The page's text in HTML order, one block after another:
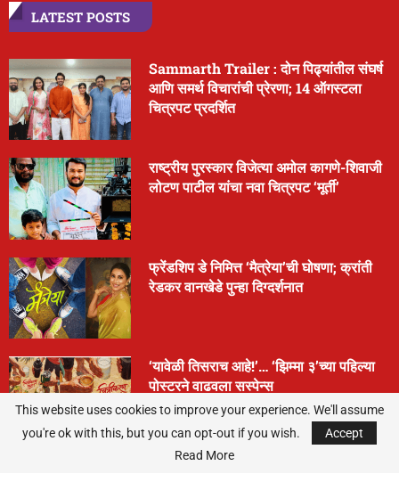
LATEST POSTS
Sammarth Trailer : दोन पिढ्यांतील संघर्ष
आणि समर्थ विचारांची प्रेरणा; 14 ऑगस्टला
चित्रपट प्रदर्शित
राष्ट्रीय पुरस्कार विजेत्या अमोल कागणे-शिवाजी
लोटण पाटील यांचा नवा चित्रपट ‘मूर्ती’
फ्रेंडशिप डे निमित्त ‘मैत्रेया’ची घोषणा; क्रांती
रेडकर वानखेडे पुन्हा दिग्दर्शनात
‘यावेळी तिसराच आहे!’… ‘झिम्मा ३’च्या पहिल्या
पोस्टरने वाढवला सस्पेन्स
This website uses cookies to improve your experience. We'll assume
you're ok with this, but you can opt-out if you wish.
Accept
Read More